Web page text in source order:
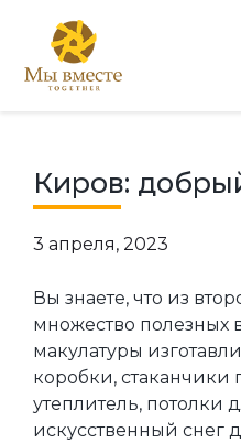
Киров:
3 апреля, 2023
Вы знаете, что из
множество
макулатуры
коробки, стаканчики
утеплитель, потолки
искусственный снег